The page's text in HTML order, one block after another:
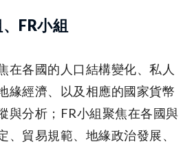
FR小組
在各國的人口結構變化、私人
緣經濟、以及相應的國家貨幣
與分析；FR小組聚焦在各國與
、貿易規範、地緣政治發展、